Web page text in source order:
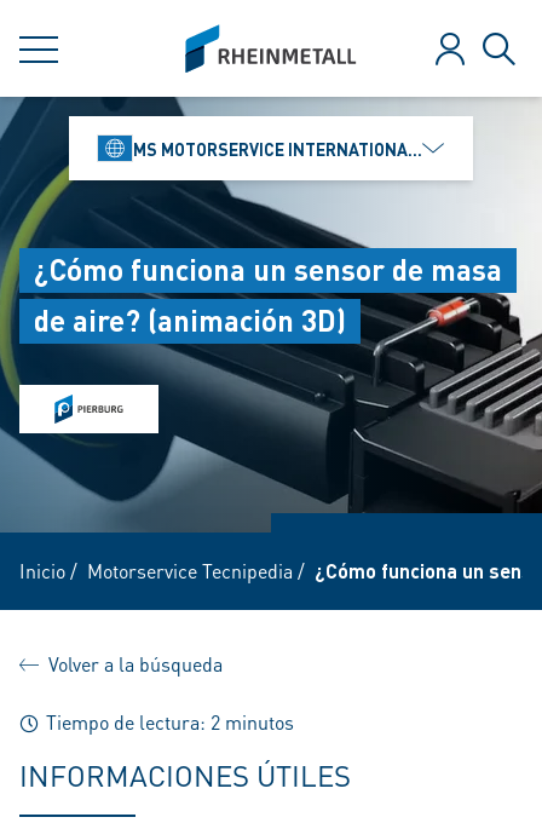
MENÚ
siteLogo
Iniciar
MS MOTORSERVICE INTERNATIONAL GMBH
¿Cómo funciona un sensor de masa
de aire? (animación 3D)
Inicio/ Motorservice Tecnipedia / ¿Cómo funciona un
Volver a la búsqueda
Tiempo de lectura: 2 minutos
INFORMACIONES ÚTILES